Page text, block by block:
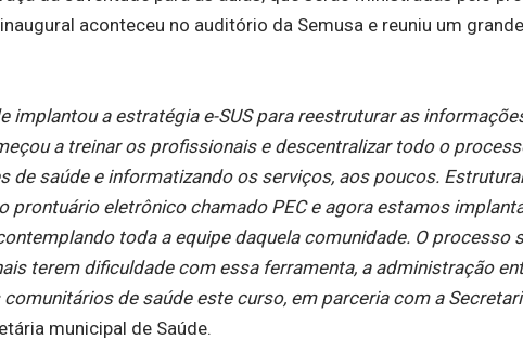
aconteceu no auditório da Semusa e reuniu um
implantou a estratégia e-SUS para reestruturar as
a treinar os profissionais e descentralizar todo o
de saúde e informatizando os serviços, aos poucos.
prontuário eletrônico chamado PEC e agora estamos
toda a equipe daquela comunidade. O processo
terem dificuldade com essa ferramenta, a administração
de saúde este curso, em parceria com a
municipal de Saúde.